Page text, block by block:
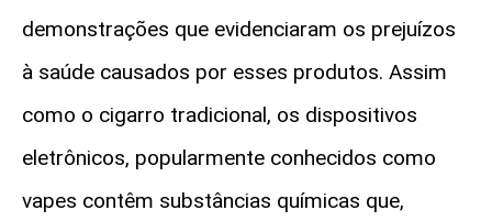
demonstrações que evidenciaram os prejuízos
à saúde causados por esses produtos. Assim
como o cigarro tradicional, os dispositivos
eletrônicos, popularmente conhecidos como
vapes contêm substâncias químicas que,